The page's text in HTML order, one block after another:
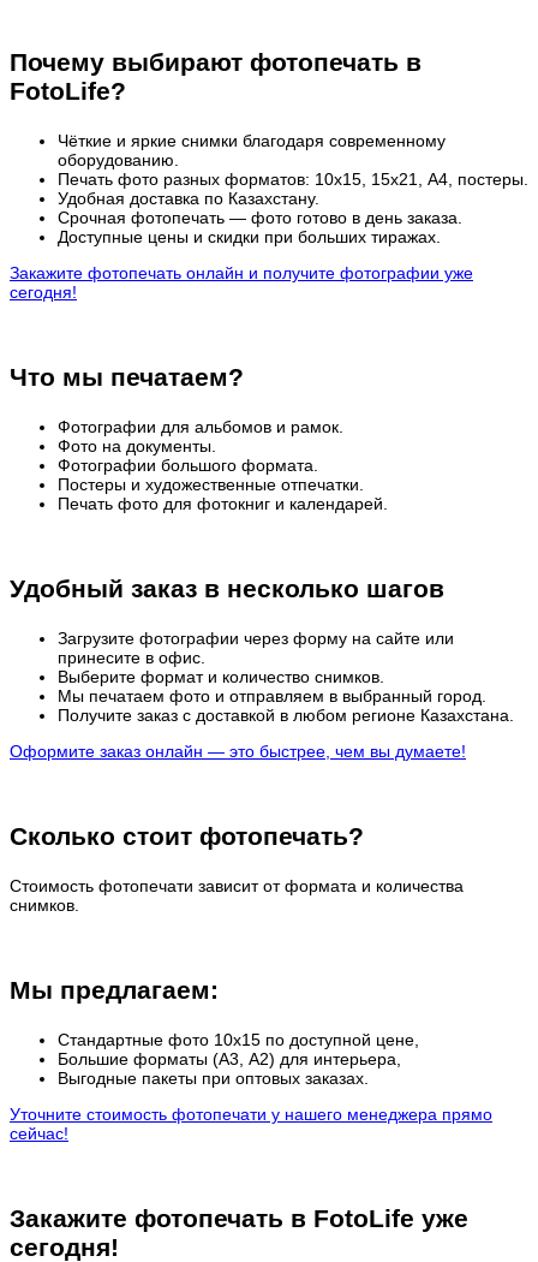
Почему выбирают фотопечать в
FotoLife?
Чёткие и яркие снимки благодаря современному
оборудованию.
Печать фото разных форматов: 10х15, 15х21, А4, постеры.
Удобная доставка по Казахстану.
Срочная фотопечать — фото готово в день заказа.
Доступные цены и скидки при больших тиражах.
Закажите фотопечать онлайн и получите фотографии уже
сегодня!
Что мы печатаем?
Фотографии для альбомов и рамок.
Фото на документы.
Фотографии большого формата.
Постеры и художественные отпечатки.
Печать фото для фотокниг и календарей.
Удобный заказ в несколько шагов
Загрузите фотографии через форму на сайте или
принесите в офис.
Выберите формат и количество снимков.
Мы печатаем фото и отправляем в выбранный город.
Получите заказ с доставкой в любом регионе Казахстана.
Оформите заказ онлайн — это быстрее, чем вы думаете!
Сколько стоит фотопечать?
Стоимость фотопечати зависит от формата и количества
снимков.
Мы предлагаем:
Стандартные фото 10х15 по доступной цене,
Большие форматы (А3, А2) для интерьера,
Выгодные пакеты при оптовых заказах.
Уточните стоимость фотопечати у нашего менеджера прямо
сейчас!
Закажите фотопечать в FotoLife уже
сегодня!